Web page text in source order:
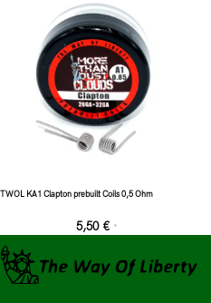
TWOL KA1 Clapton prebuilt Coils 0,5 Ohm
5,50 € *